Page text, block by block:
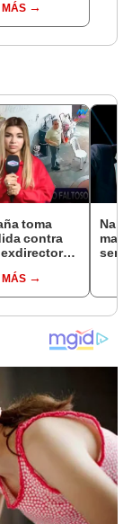
toma
contra
tener
él: “Es